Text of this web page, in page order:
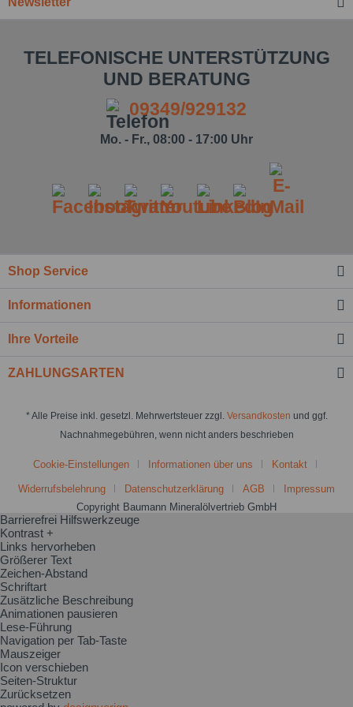
TELEFONISCHE UNTERSTÜTZUNG
UND BERATUNG
09349/929132
Mo. - Fr., 08:00 - 17:00 Uhr
Shop Service
Informationen
Ihre Vorteile
ZAHLUNGSARTEN
* Alle Preise inkl. gesetzl. Mehrwertsteuer zzgl. Versandkosten und ggf.
Nachnahmegebühren, wenn nicht anders beschrieben
Cookie-Einstellungen Informationen über uns Kontakt
Widerrufsbelehrung Datenschutzerklärung AGB
Impressum
Copyright Baumann Mineralölvertrieb GmbH
Barrierefrei Hilfswerkzeuge
Kontrast +
Links hervorheben
Größerer Text
Zeichen-Abstand
Schriftart
Zusätzliche Beschreibung
Animationen pausieren
Lese-Führung
Navigation per Tab-Taste
Mauszeiger
Icon verschieben
Seiten-Struktur
Zurücksetzen